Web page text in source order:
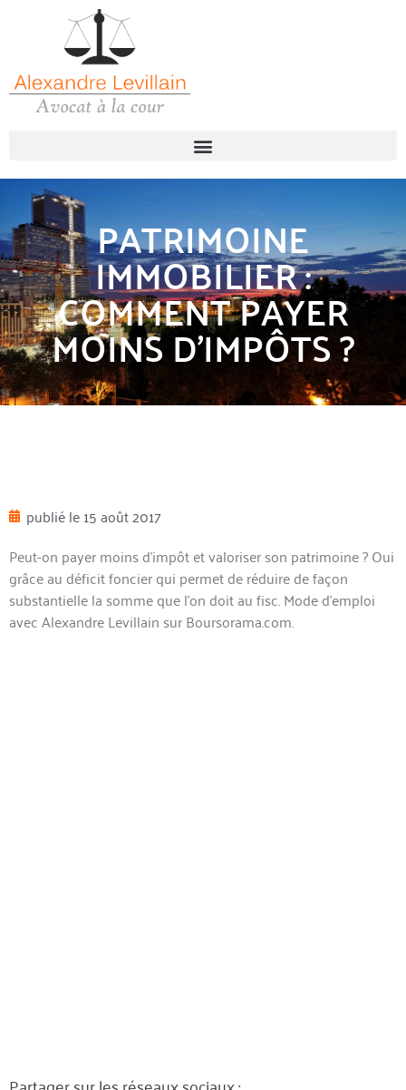
PATRIMOINE
IMMOBILIER :
COMMENT PAYER
MOINS D’IMPÔTS ?
publié le15 août 2017
Peut-on payer moins d’impôt et valoriser son patrimoine ? Oui
grâce au déficit foncier qui permet de réduire de façon
substantielle la somme que l’on doit au fisc. Mode d’emploi
avec Alexandre Levillain sur Boursorama.com.